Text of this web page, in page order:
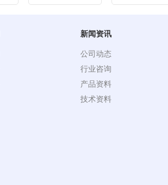
新闻资讯
公司动态
行业咨询
产品资料
技术资料